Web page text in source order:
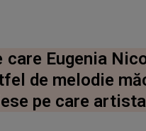
care Eugenia
de melodie
pe care